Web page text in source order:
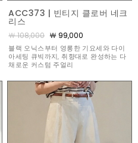
ACC373 | 빈티지 클로버 네크
리스
￦ 108,000 ￦ 99,000
블랙 오닉스부터 영롱한 기요세와 다이
아세팅 큐빅까지, 취향대로 완성하는 다
채로운 커스텀 주얼리